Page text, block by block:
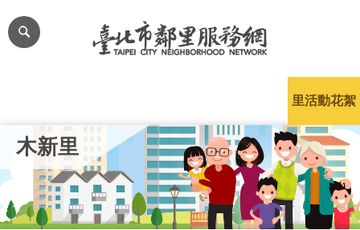
跳到主要內容區塊
網
站
台
木新里
里活動花絮